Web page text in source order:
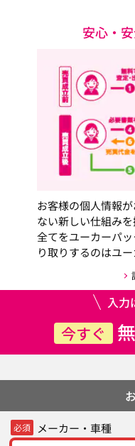
安心・
お客様の個人情報
ない新しい仕組み
全てをユーカーパ
り取りするのはユ
入力
今すぐ
必須 メーカー・車種